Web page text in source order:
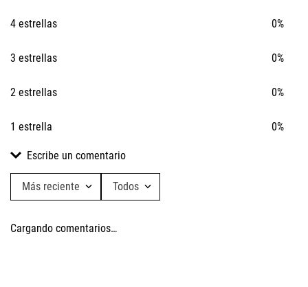
4 estrellas 0%
3 estrellas 0%
2 estrellas 0%
1 estrella 0%
Escribe un comentario
Más reciente Todos
Cargando comentarios…